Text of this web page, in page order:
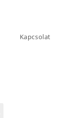
Kapcsolat